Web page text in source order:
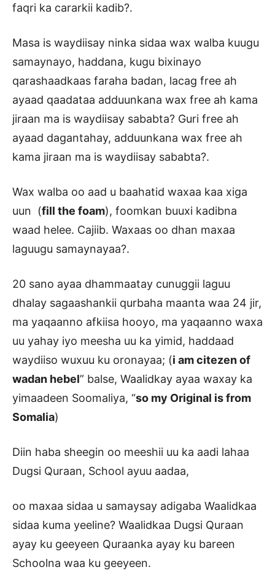
faqri ka cararkii kadib?.
Masa is waydiisay ninka sidaa wax walba kuugu
samaynayo, haddana, kugu bixinayo
qarashaadkaas faraha badan, lacag free ah
ayaad qaadataa adduunkana wax free ah kama
jiraan ma is waydiisay sababta? Guri free ah
ayaad dagantahay, adduunkana wax free ah
kama jiraan ma is waydiisay sababta?.
Wax walba oo aad u baahatid waxaa kaa xiga
uun (fill the foam), foomkan buuxi kadibna
waad helee. Cajiib. Waxaas oo dhan maxaa
laguugu samaynayaa?.
20 sano ayaa dhammaatay cunuggii laguu
dhalay sagaashankii qurbaha maanta waa 24 jir,
ma yaqaanno afkiisa hooyo, ma yaqaanno waxa
uu yahay iyo meesha uu ka yimid, haddaad
waydiiso wuxuu ku oronayaa; (i am citezen of
wadan hebel” balse, Waalidkay ayaa waxay ka
yimaadeen Soomaliya, “so my Original is from
Somalia)
Diin haba sheegin oo meeshii uu ka aadi lahaa
Dugsi Quraan, School ayuu aadaa,
oo maxaa sidaa u samaysay adigaba Waalidkaa
sidaa kuma yeeline? Waalidkaa Dugsi Quraan
ayay ku geeyeen Quraanka ayay ku bareen
Schoolna waa ku geeyeen.